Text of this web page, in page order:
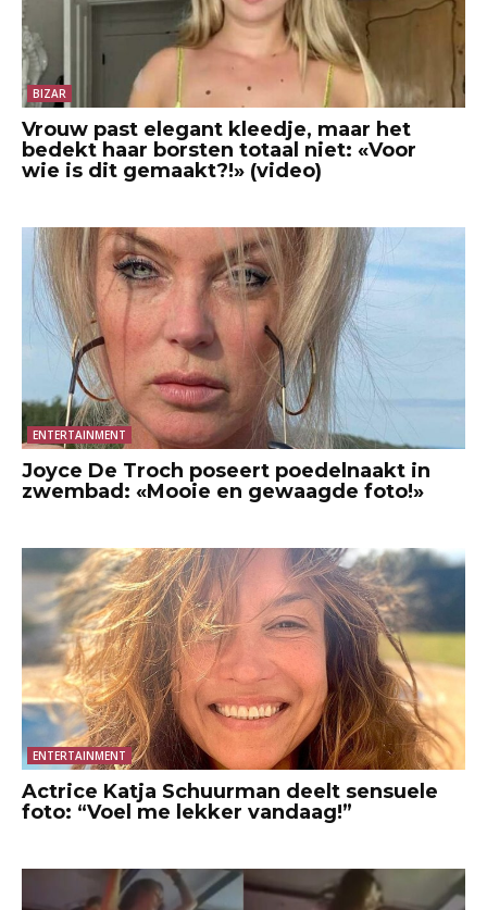
BIZAR
Vrouw past elegant kleedje, maar het
bedekt haar borsten totaal niet: «Voor
wie is dit gemaakt?!» (video)
ENTERTAINMENT
Joyce De Troch poseert poedelnaakt in
zwembad: «Mooie en gewaagde foto!»
ENTERTAINMENT
Actrice Katja Schuurman deelt sensuele
foto: “Voel me lekker vandaag!”